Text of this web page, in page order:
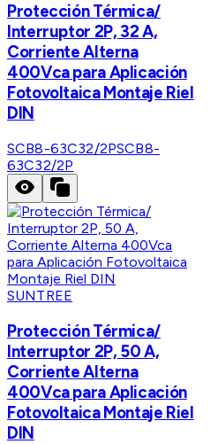
Protección Térmica/
Interruptor 2P, 32 A,
Corriente Alterna
400Vca para Aplicación
Fotovoltaica Montaje Riel
DIN
SCB8-63C32/2PSCB8-
63C32/2P
SUNTREE
Protección Térmica/
Interruptor 2P, 50 A,
Corriente Alterna
400Vca para Aplicación
Fotovoltaica Montaje Riel
DIN